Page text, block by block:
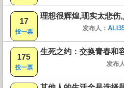
17
投一票
理想很辉煌,现实太悲伤
发布人：
175
投一票
生死之约：交换青春和
发布